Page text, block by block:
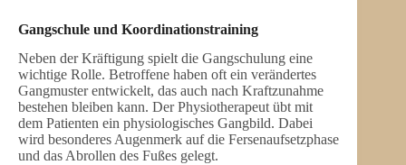
Gangschule und Koordinationstraining
Neben der Kräftigung spielt die Gangschulung eine
wichtige Rolle. Betroffene haben oft ein verändertes
Gangmuster entwickelt, das auch nach Kraftzunahme
bestehen bleiben kann. Der Physiotherapeut übt mit
dem Patienten ein physiologisches Gangbild. Dabei
wird besonderes Augenmerk auf die Fersenaufsetzphase
und das Abrollen des Fußes gelegt.